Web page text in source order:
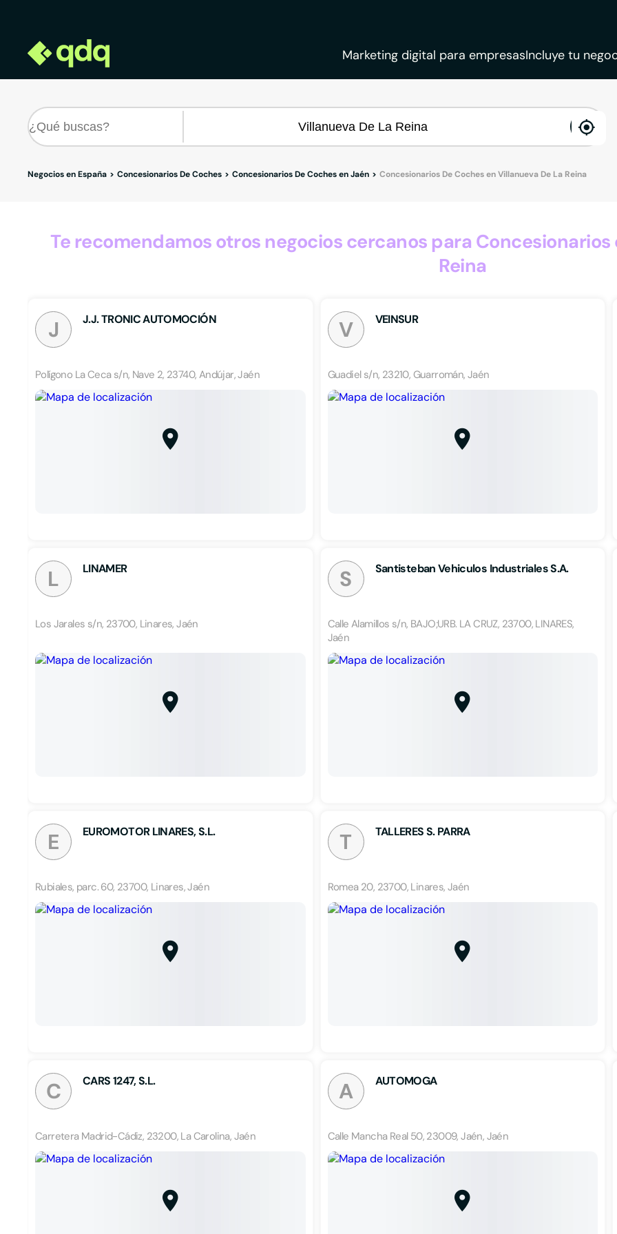
Marketing digital para empresasIncluye tu
Negocios en España Concesionarios De Coches Concesionarios De Coches en Jaén Concesionarios De Coches en Villanueva De La Reina
Te recomendamos otros negocios cercanos para Concesionarios
Reina
J J.J. TRONIC AUTOMOCIÓN
Polígono La Ceca s/n, Nave 2, 23740, Andújar, Jaén
V VEINSUR
Guadiel s/n, 23210, Guarromán, Jaén
L LINAMER
Los Jarales s/n, 23700, Linares, Jaén
S Santisteban Vehiculos Industriales S.A.
Calle Alamillos s/n, BAJO;URB. LA CRUZ, 23700, LINARES,
Jaén
E EUROMOTOR LINARES, S.L.
Rubiales, parc. 60, 23700, Linares, Jaén
T TALLERES S. PARRA
Romea 20, 23700, Linares, Jaén
C CARS 1247, S.L.
Carretera Madrid-Cádiz, 23200, La Carolina, Jaén
A AUTOMOGA
Calle Mancha Real 50, 23009, Jaén, Jaén